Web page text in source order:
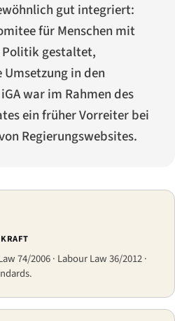
gut integriert:
für Menschen mit
Politik gestaltet,
in den
war im Rahmen des
ein früher Vorreiter bei
Regierungswebsites.
74/2006 · Labour Law 36/2012 ·